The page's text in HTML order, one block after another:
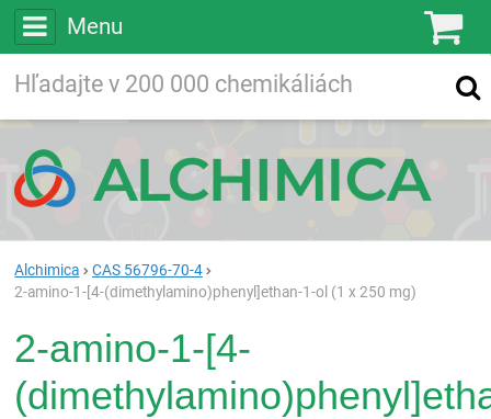
Menu
Vyhľadávanie
Alchimica
CAS 56796-70-4
2-amino-1-[4-(dimethylamino)phenyl]ethan-1-ol (1 x 250 mg)
2-amino-1-[4-